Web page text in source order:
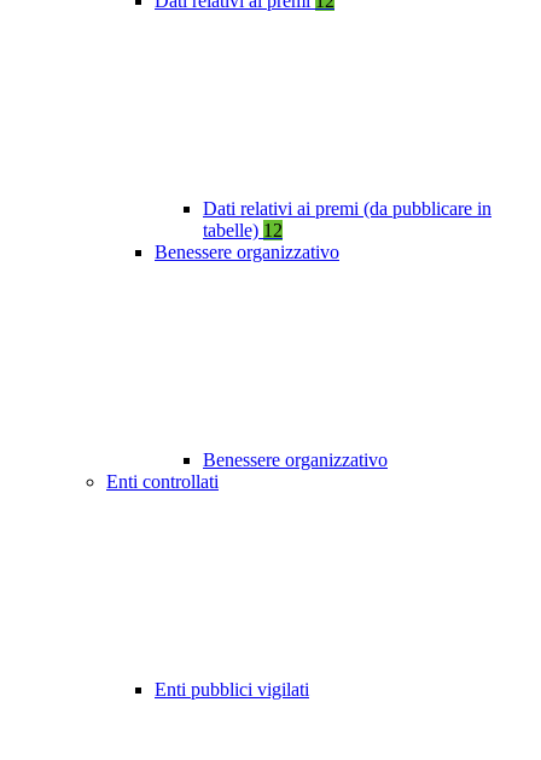
Dati relativi ai premi (da pubblicare in
tabelle) 12
Benessere organizzativo
Benessere organizzativo
Enti controllati
Enti pubblici vigilati